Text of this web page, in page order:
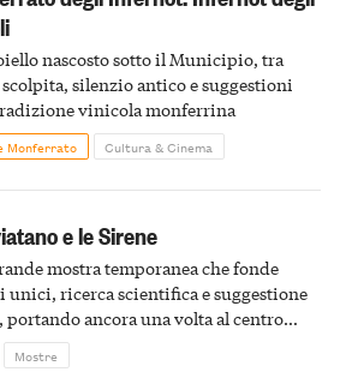
nascosto sotto il Municipio, tra
silenzio antico e suggestioni
vinicola monferrina
Monferrato Cultura & Cinema
e le Sirene
mostra temporanea che fonde
unici, ricerca scientifica e suggestione
portando ancora una volta al centro
le meraviglie del passato astigiano
Mostre